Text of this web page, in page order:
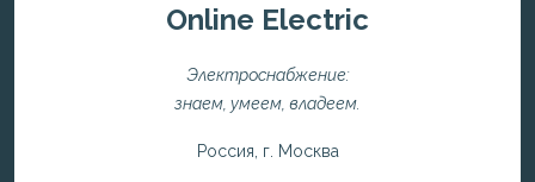
Online Electric
Электроснабжение:
знаем, умеем, владеем.
Россия, г. Москва